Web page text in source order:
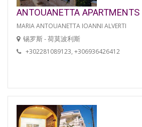
ANTOUANETTA APARTMENTS
MARIA ANTOUANETTA IOANNI ALVERTI
锡罗斯 - 荷莫波利斯
+302281089123, +306936426412